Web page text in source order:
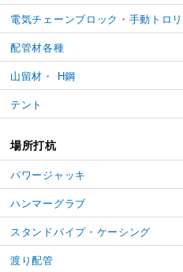
電気チェーンブロック・手動トロリ
配管材各種
山留材・ H鋼
テント
場所打杭
パワージャッキ
ハンマーグラブ
スタンドパイプ・ケーシング
渡り配管